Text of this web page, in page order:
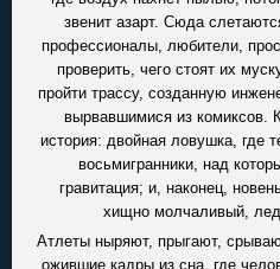
звенит азарт. Сюда
профессионалы, любители,
проверить, чего стоят их
пройти трассу, созданную
вырвавшимися из
история: двойная ловушка, где
восьмигранники, над
гравитация; и, наконец,
хищно молчаливый,
Атлеты ныряют, прыгают,
ожившие кадры из сна, где